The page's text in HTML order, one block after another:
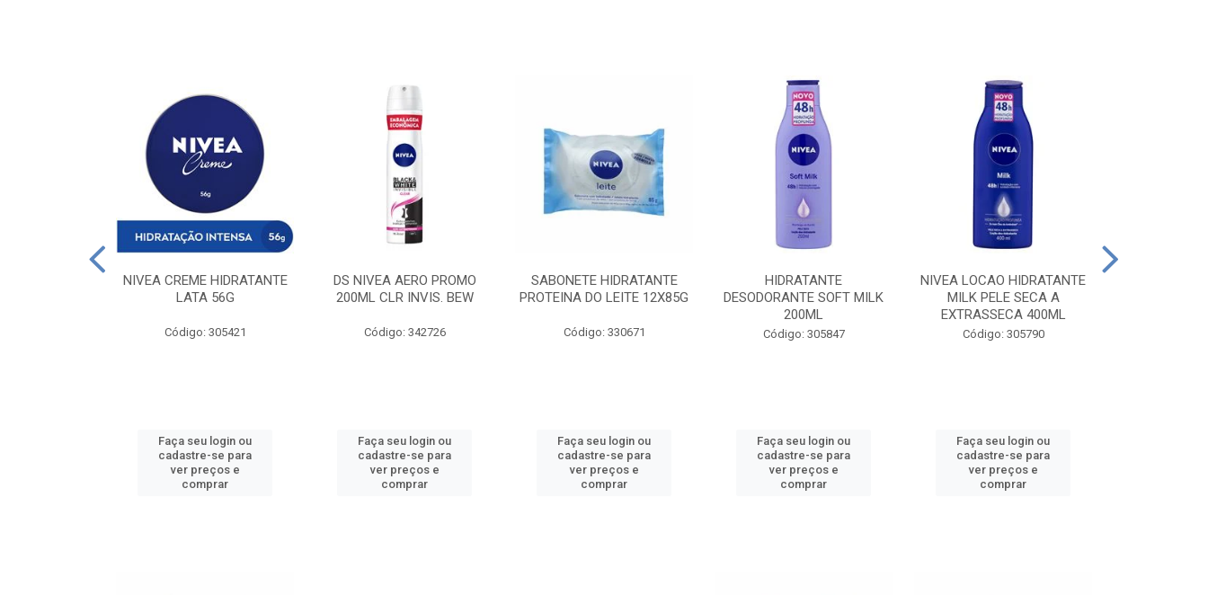
NIVEA CREME HIDRATANTE
LATA 56G
Código: 305421
Faça seu login ou
cadastre-se para
ver preços e
comprar
DS NIVEA AERO PROMO
200ML CLR INVIS. BEW
Código: 342726
Faça seu login ou
cadastre-se para
ver preços e
comprar
SABONETE HIDRATANTE
PROTEINA DO LEITE 12X85G
Código: 330671
Faça seu login ou
cadastre-se para
ver preços e
comprar
HIDRATANTE
DESODORANTE SOFT MILK
200ML
Código: 305847
Faça seu login ou
cadastre-se para
ver preços e
comprar
NIVEA LOCAO HIDRATANTE
MILK PELE SECA A
EXTRASSECA 400ML
Código: 305790
Faça seu login ou
cadastre-se para
ver preços e
comprar